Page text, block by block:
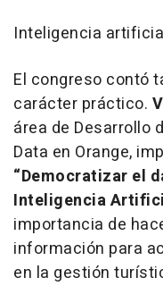
Inteligencia
El congreso contó
carácter práctico.
área de Desarrollo
Data en Orange,
“Democratizar el
Inteligencia
importancia de
información para
en la gestión